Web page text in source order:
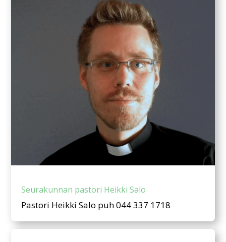
Seurakunnan pastori Heikki Salo
Pastori Heikki Salo puh 044 337 1718